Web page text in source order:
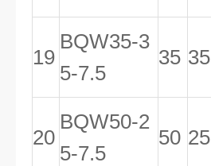
19
BQW35-3
5-7.5
35 35
20
BQW50-2
5-7.5
50 25